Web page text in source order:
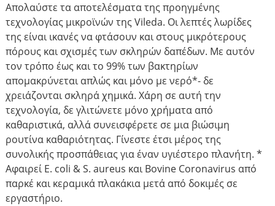
Απολαύστε τα αποτελέσματα της προηγμένης
τεχνολογίας μικροϊνών της Vileda. Οι λεπτές λωρίδες
της είναι ικανές να φτάσουν και στους μικρότερους
πόρους και σχισμές των σκληρών δαπέδων. Με αυτόν
τον τρόπο έως και το 99% των βακτηρίων
απομακρύνεται απλώς και μόνο με νερό*- δε
χρειάζονται σκληρά χημικά. Χάρη σε αυτή την
τεχνολογία, δε γλιτώνετε μόνο χρήματα από
καθαριστικά, αλλά συνεισφέρετε σε μια βιώσιμη
ρουτίνα καθαριότητας. Γίνεστε έτσι μέρος της
συνολικής προσπάθειας για έναν υγιέστερο πλανήτη. *
Αφαιρεί E. coli & S. aureus και Bovine Coronavirus από
παρκέ και κεραμικά πλακάκια μετά από δοκιμές σε
εργαστήριο.